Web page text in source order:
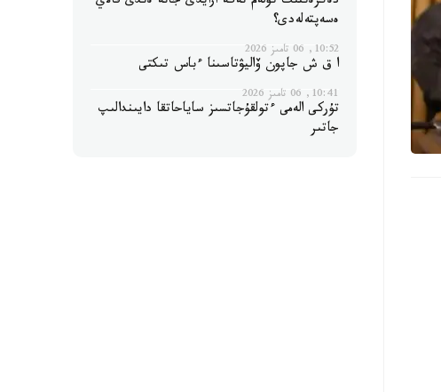
ەسەپتەلەدى؟
10:52, 06 تامىز 2026
ا ق ش جاپون ۆاليۋتاسىنا ءباس تىكتى
10:41, 06 تامىز 2026
تۇركى الەمى ءتولقۇجاتسىز ساياحاتقا دايىندالىپ
جاتىر